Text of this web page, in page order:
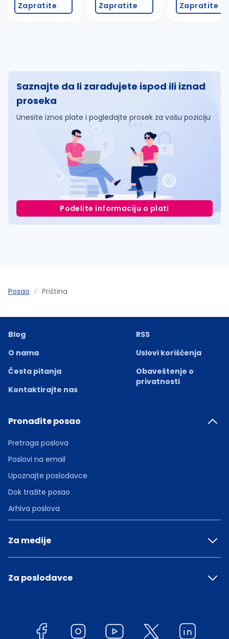
Zapratite Zapratite Zapratite
Saznajte da li zarađujete ispod ili iznad
proseka
Unesite iznos plate i pogledajte prosek za vašu poziciju
Podelite informaciju o plati
Posao Priština
Blog
O nama
Česta pitanja
Kontaktirajte nas
RSS
Uslovi korišćenja
Obaveštenje o
privatnosti
Pronađite posao
Pretraga poslova
Poslovi na email
Upoznajte poslodavce
Dok tražite posao
Arhiva poslova
Za medije
Za poslodavce